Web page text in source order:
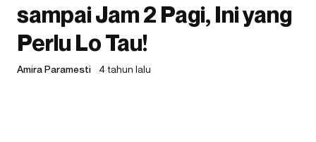
sampai Jam 2 Pagi, Ini yang
Perlu Lo Tau!
Amira Paramesti 4 tahun lalu